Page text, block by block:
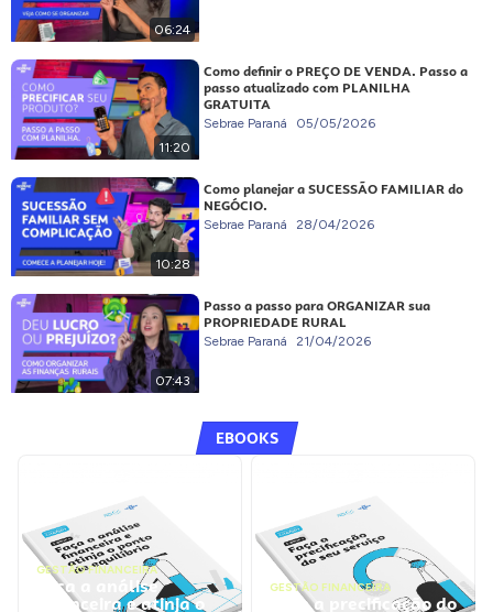
06:24
11:20
Como definir o PREÇO DE VENDA. Passo a
passo atualizado com PLANILHA
GRATUITA
Sebrae Paraná 05/05/2026
10:28
Como planejar a SUCESSÃO FAMILIAR do
NEGÓCIO.
Sebrae Paraná 28/04/2026
07:43
Passo a passo para ORGANIZAR sua
PROPRIEDADE RURAL
Sebrae Paraná 21/04/2026
EBOOKS
GESTÃO FINANCEIRA
Faça a análise
financeira e atinja o
GESTÃO FINANCEIRA
Faça a precificação do